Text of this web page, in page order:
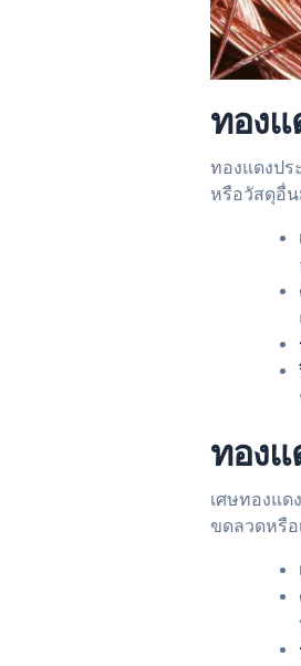
ทองแ
ทองแดงปร
หรือวัสดุอื่
ทอง
เศษทองแ
ขดลวดหรื